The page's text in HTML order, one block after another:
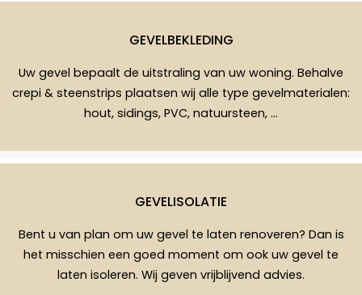
GEVELBEKLEDING
Uw gevel bepaalt de uitstraling van uw woning. Behalve
crepi & steenstrips plaatsen wij alle type gevelmaterialen:
hout, sidings, PVC, natuursteen, …
GEVELISOLATIE
Bent u van plan om uw gevel te laten renoveren? Dan is
het misschien een goed moment om ook uw gevel te
laten isoleren. Wij geven vrijblijvend advies.